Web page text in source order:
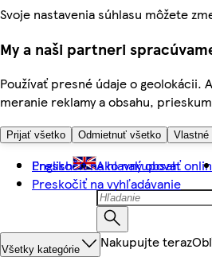
Svoje nastavenia súhlasu môžete
My a naši partneri
Používať presné údaje o geolokácii.
meranie reklamy a obsahu,
Prijať všetko Odmietnuť všetko Vlastné
Preskočiť na hlavný obsah
Preskočiť na vyhľadávanie
English Ako nakupovať
Všetky kategórie Nakupujte teraz